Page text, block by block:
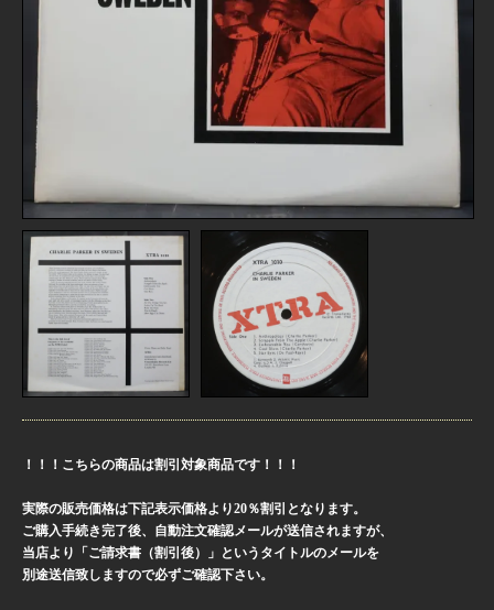
！！！こちらの商品は割引対象商品です！！！
実際の販売価格は下記表示価格より20％割引となります。
ご購入手続き完了後、自動注文確認メールが送信されますが、
当店より「ご請求書（割引後）」というタイトルのメールを
別途送信致しますので必ずご確認下さい。